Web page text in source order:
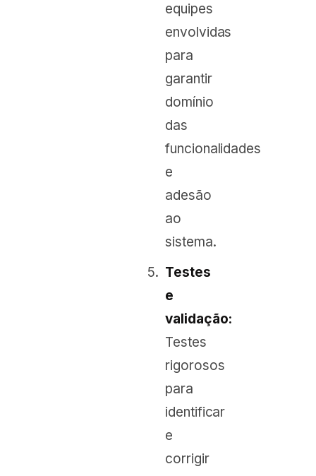
equipes
envolvidas
para
garantir
domínio
das
funcionalidades
e
adesão
ao
sistema.
Testes
e
validação:
Testes
rigorosos
para
identificar
e
corrigir